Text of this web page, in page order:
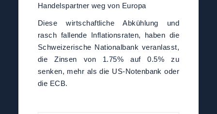
Handelspartner weg von Europa
Diese wirtschaftliche Abkühlung und
rasch fallende Inflationsraten, haben die
Schweizerische Nationalbank veranlasst,
die Zinsen von 1.75% auf 0.5% zu
senken, mehr als die US-Notenbank oder
die ECB.